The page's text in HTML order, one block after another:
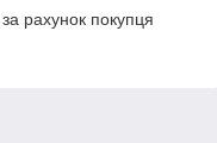
рахунок покупця